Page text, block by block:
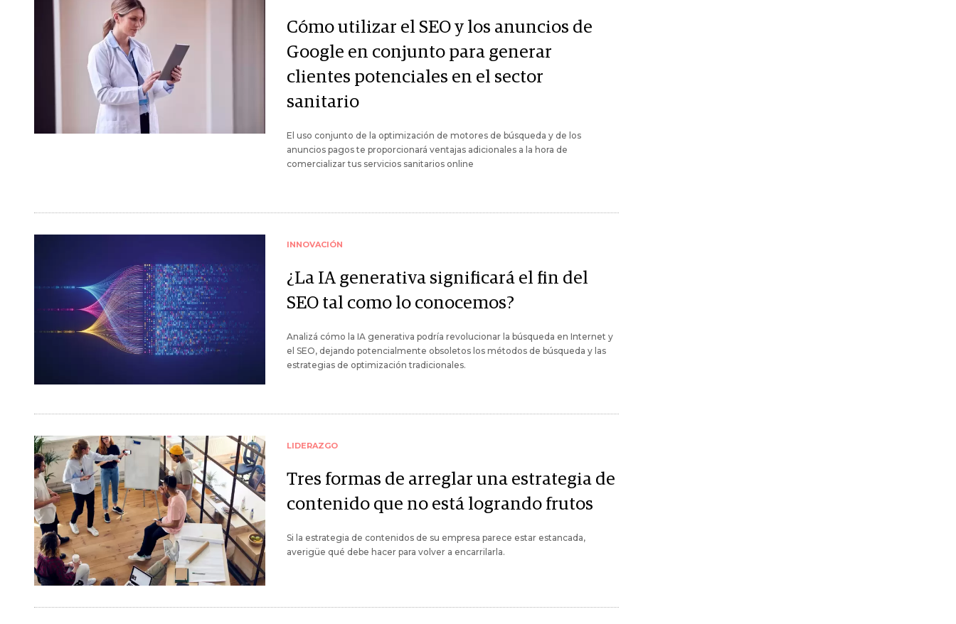
Cómo utilizar el SEO y los anuncios de
Google en conjunto para generar
clientes potenciales en el sector
sanitario
El uso conjunto de la optimización de motores de búsqueda y de los
anuncios pagos te proporcionará ventajas adicionales a la hora de
comercializar tus servicios sanitarios online
INNOVACIÓN
¿La IA generativa significará el fin del
SEO tal como lo conocemos?
Analizá cómo la IA generativa podría revolucionar la búsqueda en Internet y
el SEO, dejando potencialmente obsoletos los métodos de búsqueda y las
estrategias de optimización tradicionales.
LIDERAZGO
Tres formas de arreglar una estrategia de
contenido que no está logrando frutos
Si la estrategia de contenidos de su empresa parece estar estancada,
averigüe qué debe hacer para volver a encarrilarla.